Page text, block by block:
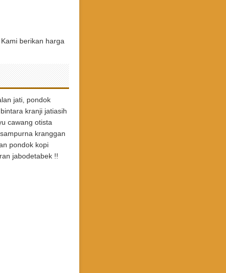
berikan harga
jati, pondok
kranji jatiasih
cawang otista
kranggan
pondok kopi
jabodetabek !!